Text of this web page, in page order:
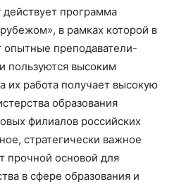
программа
в рамках которой в
преподаватели-
пользуются высоким
их работа получает высокую
образования
филиалов российских
стратегически важное
прочной основой для
в сфере образования и